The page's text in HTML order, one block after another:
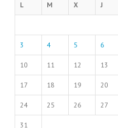
L M X J
3 4 5 6
10 11 12 13
17 18 19 20
24 25 26 27
31